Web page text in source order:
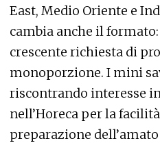
East, Medio Oriente e
cambia anche il
crescente richiesta di
monoporzione. I mini
riscontrando interesse
nell’Horeca per la
preparazione